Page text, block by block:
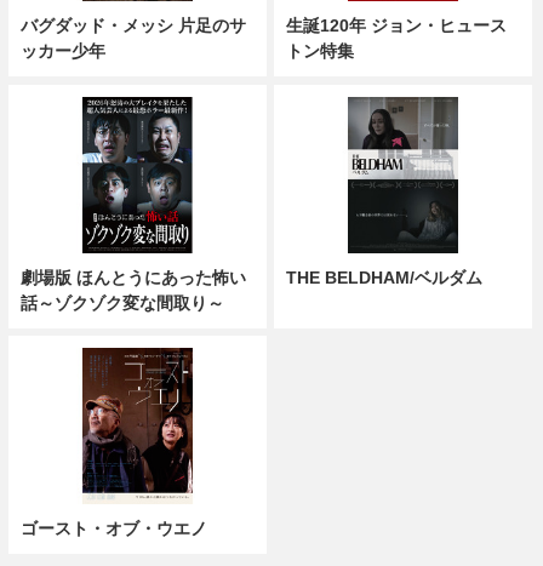
バグダッド・メッシ 片足のサ
ッカー少年
生誕120年 ジョン・ヒュース
トン特集
劇場版 ほんとうにあった怖い
話～ゾクゾク変な間取り～
THE BELDHAM/ベルダム
ゴースト・オブ・ウエノ